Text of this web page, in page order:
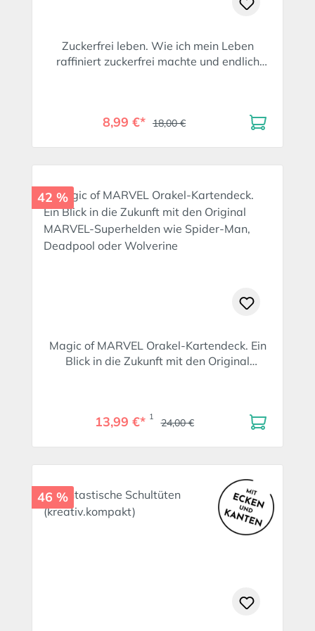
Zuckerfrei leben. Wie ich mein Leben
raffiniert zuckerfrei machte und endlich
8,99 €* 18,00 €
42 %
Magic of MARVEL Orakel-Kartendeck. Ein
Blick in die Zukunft mit den Original
13,99 €* 1 24,00 €
46 %